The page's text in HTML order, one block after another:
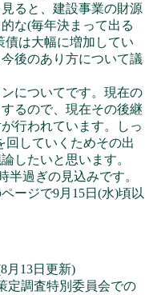
ると、建設事業の財源
な(毎年決まって出る
債は大幅に増加してい
後のあり方について議
についてです。現在の
るので、現在その後継
行われています。しっ
回していくためその出
したいと思います。
過ぎの見込みです。
ージで9月15日(水)頃以
月13日更新)
定調査特別委員会での